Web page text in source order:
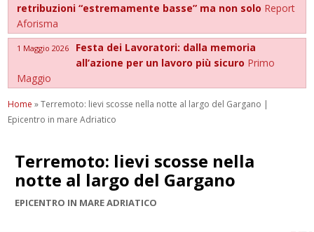
retribuzioni “estremamente basse” ma non solo Report
Aforisma
1 Maggio 2026
Festa dei Lavoratori: dalla memoria
all’azione per un lavoro più sicuro Primo
Maggio
Home »Terremoto: lievi scosse nella notte al largo del Gargano |
Epicentro in mare Adriatico
Terremoto: lievi scosse nella
notte al largo del Gargano
EPICENTRO IN MARE ADRIATICO